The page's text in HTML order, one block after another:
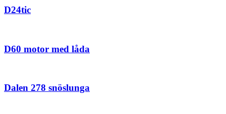
D24tic
D60 motor med låda
Dalen 278 snöslunga